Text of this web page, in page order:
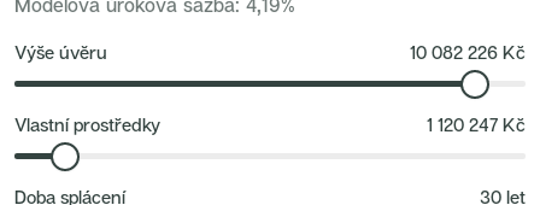
Modelová úroková sazba: 4,19%
Výše úvěru 10 082 226 Kč
Vlastní prostředky 1 120 247 Kč
Doba splácení 30 let
Nové byty 1+kk Královehradecký kraj
Rezidence Grafická
Lihovar Smíchov Jih
Rezidence Starochodovská
Na Spojce 2
Ecovilla Uhříněves